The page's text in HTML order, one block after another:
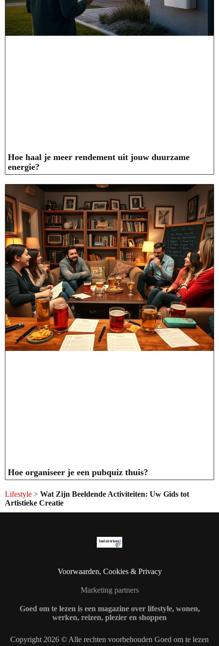
Hoe haal je meer rendement uit jouw duurzame
energie?
Hoe organiseer je een pubquiz thuis?
Lifestyle > Wat Zijn Beeldende Activiteiten: Uw Gids tot
Artistieke Creatie
Voorwaarden, Cookies & Privacy
Marketing partners
Goed om te lezen is een magazine over lifestyle, wonen,
werken, reizen, plezier en shoppen
Copyright 2026 © Alle rechten voorbehouden Goed om te lezen